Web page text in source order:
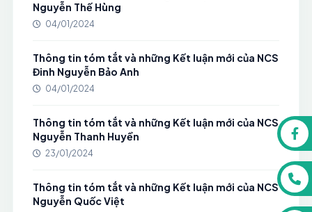
Nguyễn Thế Hùng
04/01/2024
Thông tin tóm tắt và những Kết luận mới của NCS
Đinh Nguyễn Bảo Anh
04/01/2024
Thông tin tóm tắt và những Kết luận mới của NCS
Nguyễn Thanh Huyền
23/01/2024
Thông tin tóm tắt và những Kết luận mới của NCS
Nguyễn Quốc Việt